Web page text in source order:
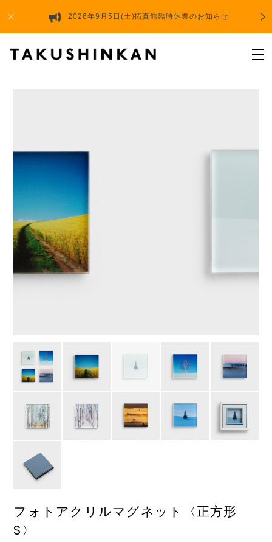
2026年9月5日(土)拓真館臨時休業のお知らせ
フォトアクリルマグネット〈正方形
S〉